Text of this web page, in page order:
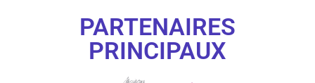
PARTENAIRES
PRINCIPAUX